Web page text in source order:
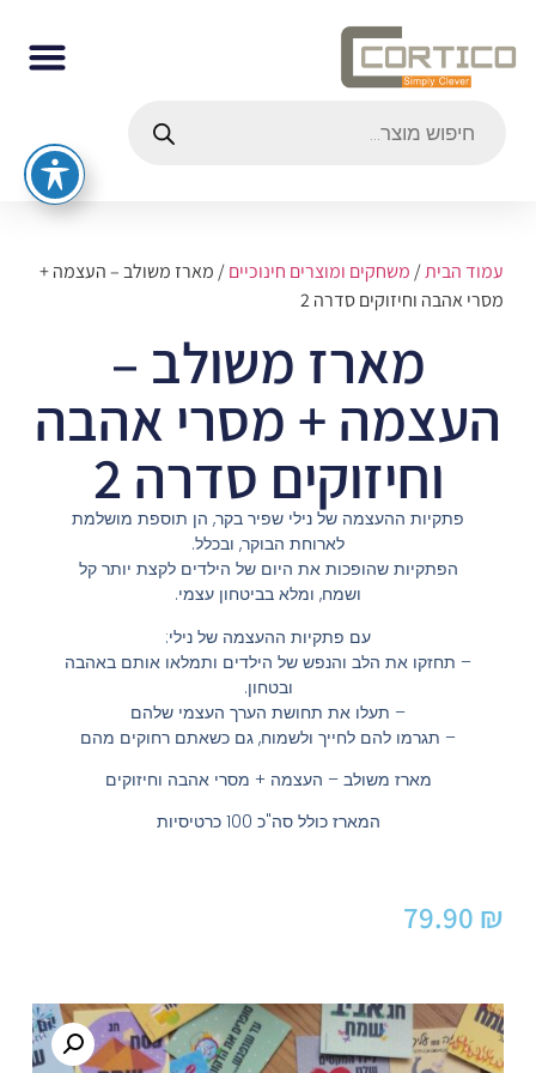
עמוד הבית/משחקים ומוצרים חינוכיים/ מארז משולב – העצמה +
מסרי אהבה וחיזוקים סדרה 2
מארז משולב –
העצמה + מסרי אהבה
וחיזוקים סדרה 2
פתקיות ההעצמה של נילי שפיר בקר, הן תוספת מושלמת
לארוחת הבוקר, ובכלל.
הפתקיות שהופכות את היום של הילדים לקצת יותר קל
ושמח, ומלא בביטחון עצמי.
עם פתקיות ההעצמה של נילי:
– תחזקו את הלב והנפש של הילדים ותמלאו אותם באהבה
ובטחון.
– תעלו את תחושת הערך העצמי שלהם
– תגרמו להם לחייך ולשמוח, גם כשאתם רחוקים מהם
מארז משולב – העצמה + מסרי אהבה וחיזוקים
המארז כולל סה"כ 100 כרטיסיות
79.90 ₪